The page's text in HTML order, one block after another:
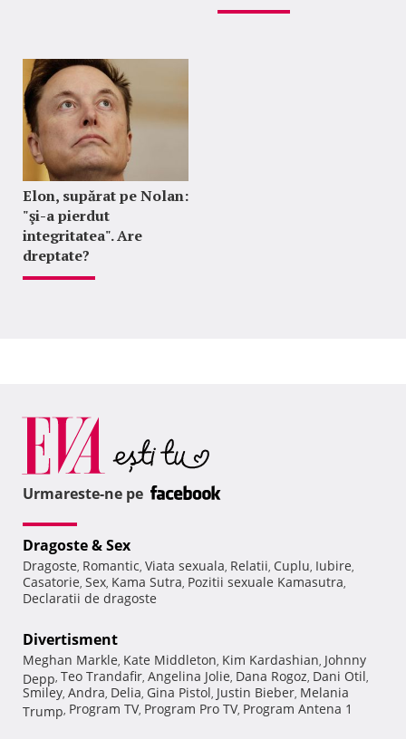
Elon, supărat pe Nolan:
"şi-a pierdut
integritatea". Are
dreptate?
Urmareste-ne pe
Dragoste & Sex
Dragoste, Romantic, Viata sexuala, Relatii, Cuplu, Iubire,
Casatorie, Sex, Kama Sutra, Pozitii sexuale Kamasutra,
Declaratii de dragoste
Divertisment
Meghan Markle, Kate Middleton, Kim Kardashian, Johnny
Depp, Teo Trandafir, Angelina Jolie, Dana Rogoz, Dani Otil,
Smiley, Andra, Delia, Gina Pistol, Justin Bieber, Melania
Trump, Program TV, Program Pro TV, Program Antena 1